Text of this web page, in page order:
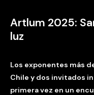
Artlum 2025:
luz
Los exponentes más
Chile y dos invitados
primera vez en un